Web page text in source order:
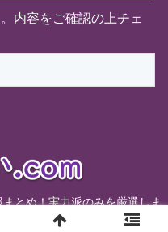
内容をご確認の上チェ
とめ！実力派のみを厳選しま